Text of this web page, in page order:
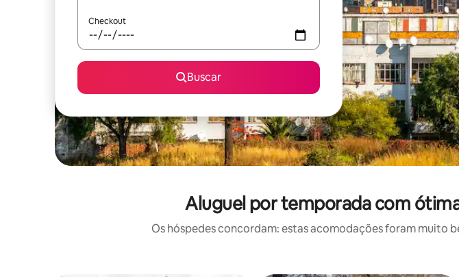
Checkout
Buscar
Aluguel por temporada com
Os hóspedes concordam: estas acomodações foram muito